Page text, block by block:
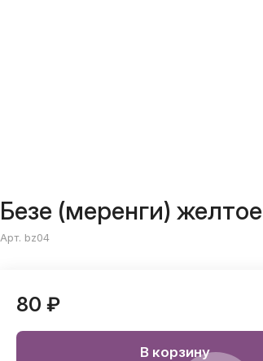
Безе (меренги) желтое
Арт. bz04
80 ₽
В корзину